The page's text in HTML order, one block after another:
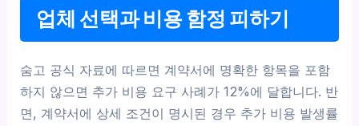
업체 선택과 비용 함정 피하기
숨고 공식 자료에 따르면 계약서에 명확한 항목을 포함
하지 않으면 추가 비용 요구 사례가 12%에 달합니다. 반
면, 계약서에 상세 조건이 명시된 경우 추가 비용 발생률